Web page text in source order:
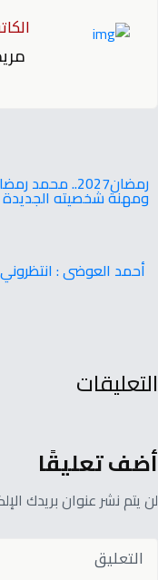
‬ومهنة‭ ‬شخصيته‭ ‬الجديدة
أحمد العوضى :
التعليقات
أضف تعليقًا
لن يتم نشر عنوان بريدك